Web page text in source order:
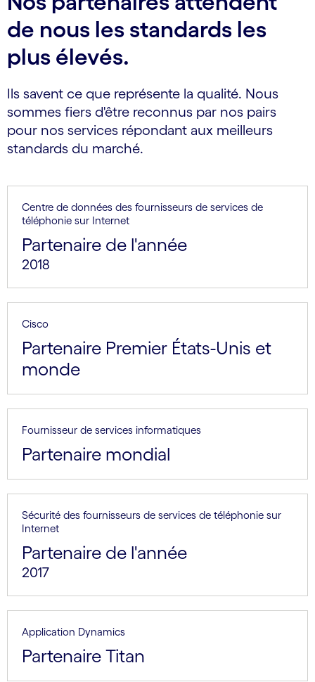
de nous les standards les
plus élevés.
Ils savent ce que représente la qualité. Nous
sommes fiers d'être reconnus par nos pairs
pour nos services répondant aux meilleurs
standards du marché.
Centre de données des fournisseurs de services de
téléphonie sur Internet
Partenaire de l'année
2018
Cisco
Partenaire Premier États-Unis et
monde
Fournisseur de services informatiques
Partenaire mondial
Sécurité des fournisseurs de services de téléphonie sur
Internet
Partenaire de l'année
2017
Application Dynamics
Partenaire Titan